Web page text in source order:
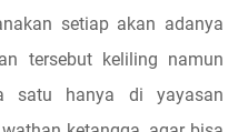
setiap akan adanya
tersebut keliling namun
satu hanya di yayasan